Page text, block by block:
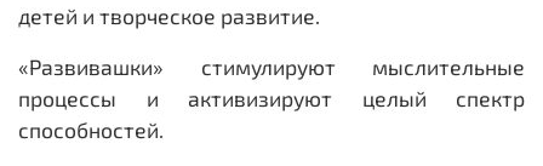
детей и творческое развитие.
«Развивашки» стимулируют мыслительные
процессы и активизируют целый спектр
способностей.